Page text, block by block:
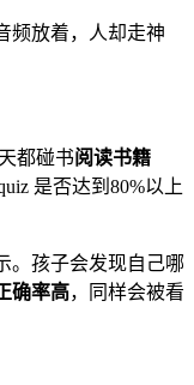
频放着，人却走神
都碰书阅读书籍
是否达到80%以上
。孩子会发现自己哪
确率高，同样会被看